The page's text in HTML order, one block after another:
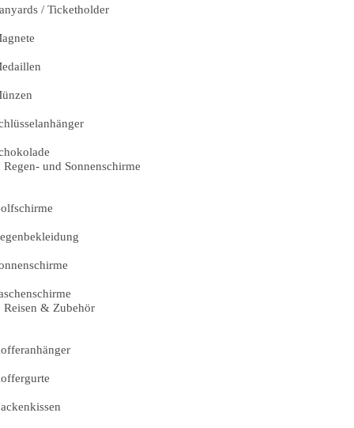
/ Ticketholder
Regen- und Sonnenschirme
Reisen & Zubehör